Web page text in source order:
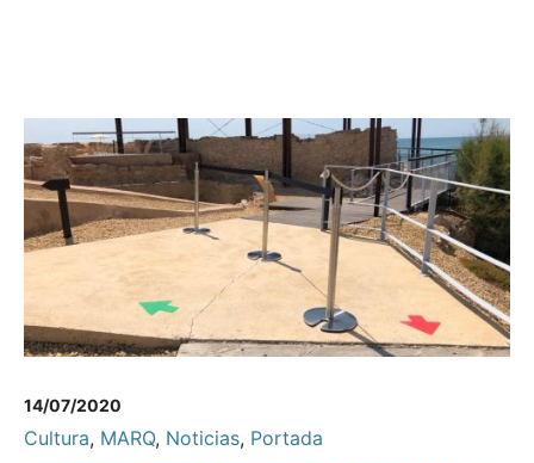
14/07/2020
Cultura, MARQ, Noticias, Portada